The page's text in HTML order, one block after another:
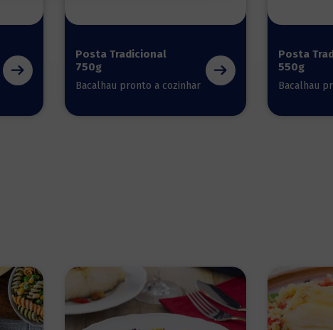
Posta Tradicional
750g
Bacalhau pronto a cozinhar
Posta
550g
Bacalhau